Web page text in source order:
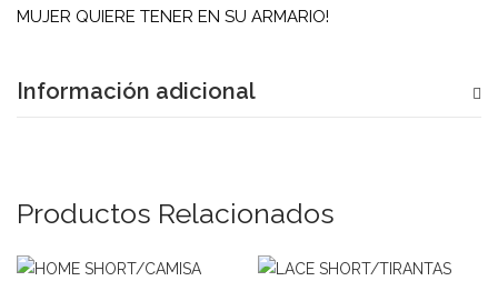
MUJER QUIERE TENER EN SU ARMARIO!
Información adicional
Productos Relacionados